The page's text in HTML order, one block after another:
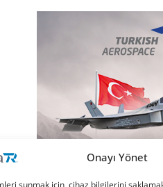
Onayı Yönet
sunmak için, cihaz bilgilerini